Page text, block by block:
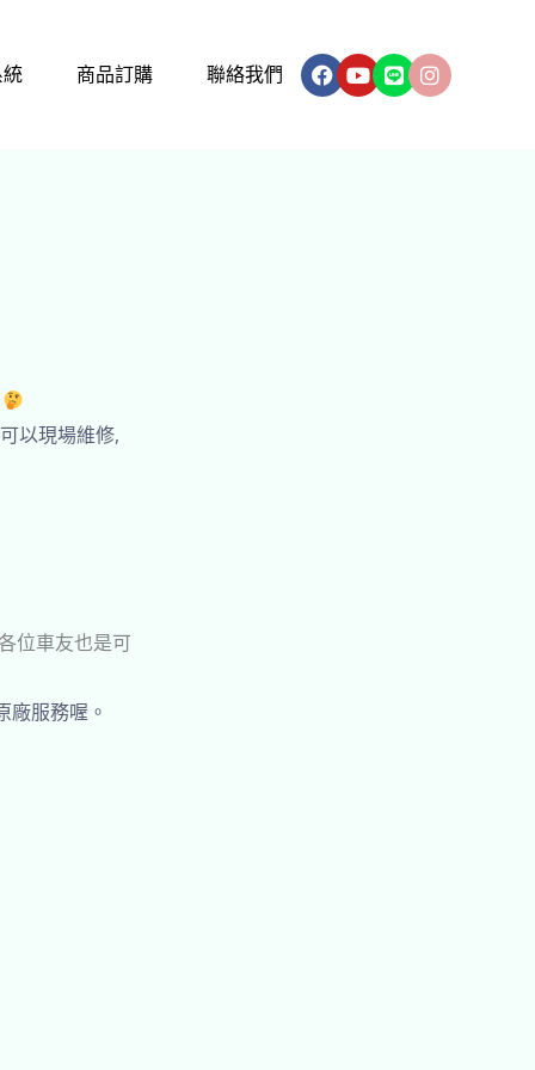
商品訂購 聯絡我們 Facebook
Youtube
LineInstagram
以現場維修,
位車友也是可
服務喔。